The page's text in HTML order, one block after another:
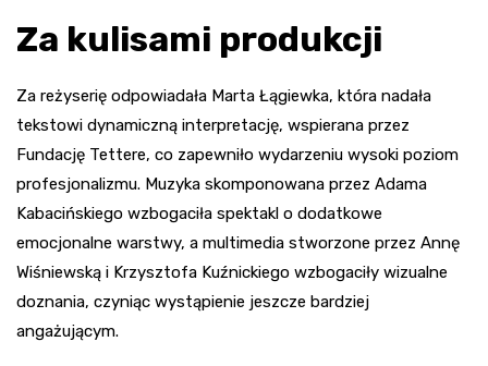
Za kulisami produkcji
Za reżyserię odpowiadała Marta Łągiewka, która nadała
tekstowi dynamiczną interpretację, wspierana przez
Fundację Tettere, co zapewniło wydarzeniu wysoki poziom
profesjonalizmu. Muzyka skomponowana przez Adama
Kabacińskiego wzbogaciła spektakl o dodatkowe
emocjonalne warstwy, a multimedia stworzone przez Annę
Wiśniewską i Krzysztofa Kuźnickiego wzbogaciły wizualne
doznania, czyniąc wystąpienie jeszcze bardziej
angażującym.